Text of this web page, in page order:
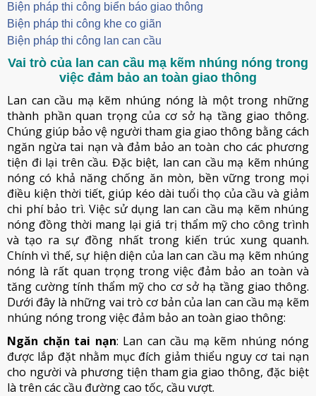
Biện pháp thi công biển báo giao thông
Biện pháp thi công khe co giãn
Biện pháp thi công lan can cầu
Vai trò của lan can cầu mạ kẽm nhúng nóng trong
việc đảm bảo an toàn giao thông
Lan can cầu mạ kẽm nhúng nóng là một trong những
thành phần quan trọng của cơ sở hạ tầng giao thông.
Chúng giúp bảo vệ người tham gia giao thông bằng cách
ngăn ngừa tai nạn và đảm bảo an toàn cho các phương
tiện đi lại trên cầu. Đặc biệt, lan can cầu mạ kẽm nhúng
nóng có khả năng chống ăn mòn, bền vững trong mọi
điều kiện thời tiết, giúp kéo dài tuổi thọ của cầu và giảm
chi phí bảo trì. Việc sử dụng lan can cầu mạ kẽm nhúng
nóng đồng thời mang lại giá trị thẩm mỹ cho công trình
và tạo ra sự đồng nhất trong kiến trúc xung quanh.
Chính vì thế, sự hiện diện của lan can cầu mạ kẽm nhúng
nóng là rất quan trọng trong việc đảm bảo an toàn và
tăng cường tính thẩm mỹ cho cơ sở hạ tầng giao thông.
Dưới đây là những vai trò cơ bản của lan can cầu mạ kẽm
nhúng nóng trong việc đảm bảo an toàn giao thông:
Ngăn chặn tai nạn: Lan can cầu mạ kẽm nhúng nóng
được lắp đặt nhằm mục đích giảm thiểu nguy cơ tai nạn
cho người và phương tiện tham gia giao thông, đặc biệt
là trên các cầu đường cao tốc, cầu vượt.